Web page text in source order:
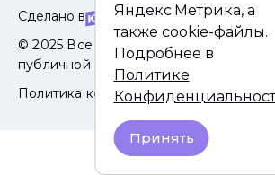
Сделано в
© 2025 Все права защищены. Сайт не
публичной офертой.
Политика конфиденциальности
Яндекс.Метрика, а
также cookie-файлы.
Подробнее в
Политике
Принять